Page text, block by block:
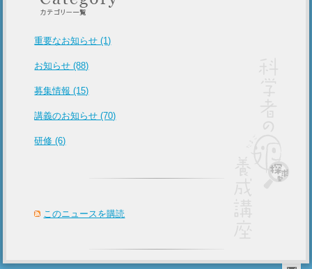
重要なお知らせ (1)
お知らせ (88)
募集情報 (15)
講義のお知らせ (70)
研修 (6)
このニュースを購読